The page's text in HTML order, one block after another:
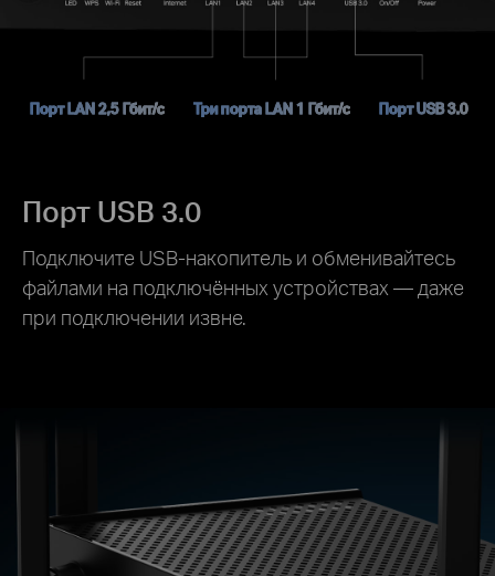
Порт LAN 2,5 Гбит/с Три порта LAN 1 Гбит/с Порт USB 3.0
Порт USB 3.0
Подключите USB-накопитель и обменивайтесь
файлами на подключённых устройствах — даже
при подключении извне.